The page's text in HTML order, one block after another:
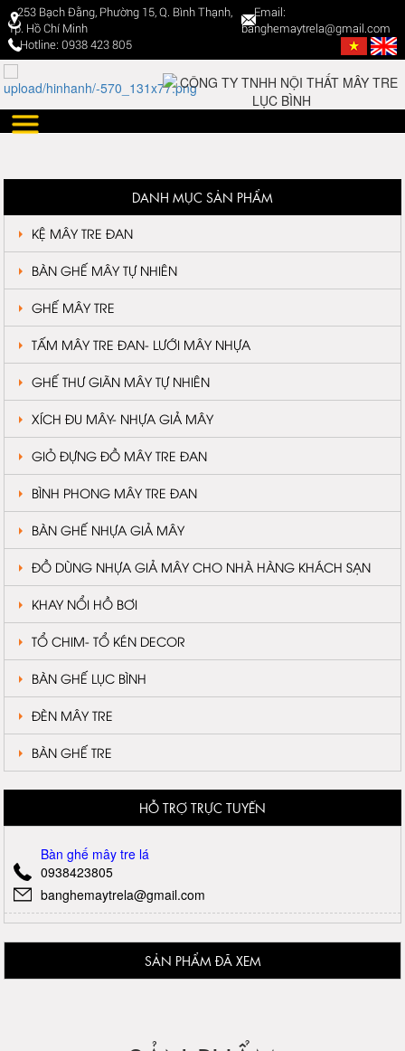
253 Bạch Đằng, Phường 15, Q. Bình Thạnh,
Tp. Hồ Chí Minh
Email:
banghemaytrela@gmail.com
Hotline: 0938 423 805
DANH MỤC SẢN PHẨM
KỆ MÂY TRE ĐAN
BÀN GHẾ MÂY TỰ NHIÊN
GHẾ MÂY TRE
TẤM MÂY TRE ĐAN- LƯỚI MÂY NHỰA
GHẾ THƯ GIÃN MÂY TỰ NHIÊN
XÍCH ĐU MÂY- NHỰA GIẢ MÂY
GIỎ ĐỰNG ĐỒ MÂY TRE ĐAN
BÌNH PHONG MÂY TRE ĐAN
BÀN GHẾ NHỰA GIẢ MÂY
ĐỒ DÙNG NHỰA GIẢ MÂY CHO NHÀ HÀNG KHÁCH SẠN
KHAY NỔI HỒ BƠI
TỔ CHIM- TỔ KÉN DECOR
BÀN GHẾ LỤC BÌNH
ĐÈN MÂY TRE
BÀN GHẾ TRE
HỖ TRỢ TRỰC TUYẾN
Bàn ghế mây tre lá
0938423805
banghemaytrela@gmail.com
SẢN PHẨM ĐÃ XEM